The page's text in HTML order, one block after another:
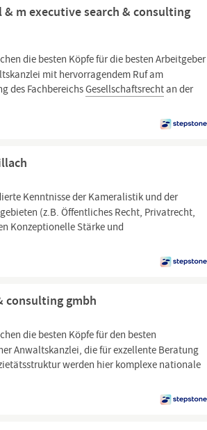
m executive search & consulting
die besten Köpfe für die besten Arbeitgeber
mit hervorragendem Ruf am
des FachbereichsGesellschaftsrechtan der
Kenntnisse der Kameralistik und der
(z.B. Öffentliches Recht, Privatrecht,
Konzeptionelle Stärke und
consulting gmbh
die besten Köpfe für den besten
Anwaltskanzlei, die für exzellente Beratung
werden hier komplexe nationale